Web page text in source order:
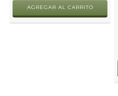
AGREGAR AL CARRITO